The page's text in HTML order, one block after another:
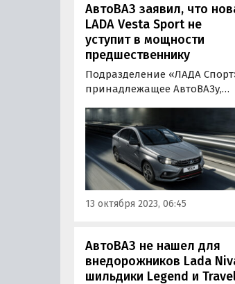
АвтоВАЗ заявил, что
LADA Vesta Sport не
уступит в мощности
предшественнику
Подразделение «ЛАДА
принадлежащее АвтоВАЗу,
модификацию LADA Vesta.
Автомобиль может стать
мощной моделью в истории
бренда.
13 октября 2023, 06:45
АвтоВАЗ не нашел для
внедорожников Lada
шильдики Legend и